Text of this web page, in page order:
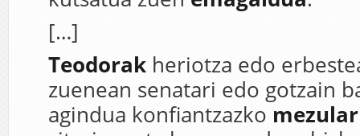
[…]
Teodorak heriotza edo
zuenean senatari edo gotzain
agindua konfiantzazko